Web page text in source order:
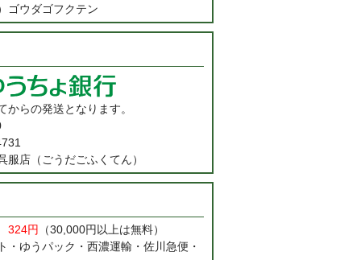
ウダゴフクテン
らの発送となります。
服店（ごうだごふくてん）
324円
（30,000円以上は無料）
・ゆうパック・西濃運輸・佐川急便・